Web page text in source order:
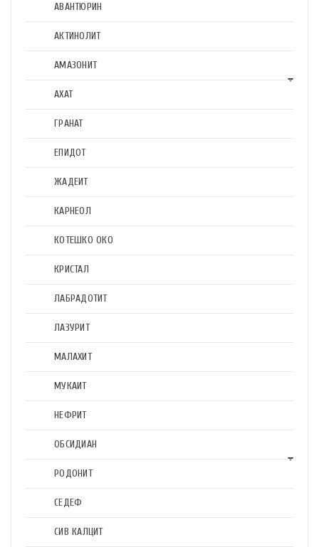
АВАНТЮРИН
АКТИНОЛИТ
АМАЗОНИТ
АХАТ
ГРАНАТ
ЕПИДОТ
ЖАДЕИТ
КАРНЕОЛ
КОТЕШКО ОКО
КРИСТАЛ
ЛАБРАДОТИТ
ЛАЗУРИТ
МАЛАХИТ
МУКАИТ
НЕФРИТ
ОБСИДИАН
РОДОНИТ
СЕДЕФ
СИВ КАЛЦИТ